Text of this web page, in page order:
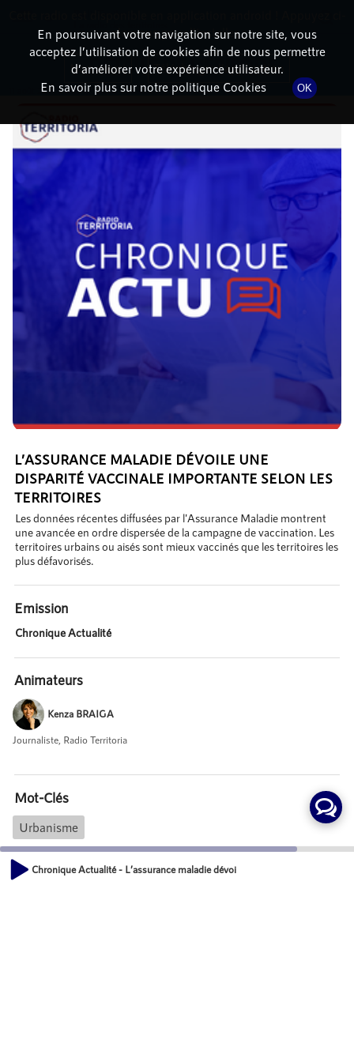
DÉTAILS DE L'ÉPISODE
11 août 2021 à 4h04, durée : 1 minute
L’ASSURANCE MALADIE DÉVOILE UNE
DISPARITÉ VACCINALE IMPORTANTE SELON LES
TERRITOIRES
Les données récentes diffusées par l'Assurance Maladie montrent
une avancée en ordre dispersée de la campagne de vaccination. Les
territoires urbains ou aisés sont mieux vaccinés que les territoires les
plus défavorisés.
Emission
Chronique Actualité
Animateurs
Kenza BRAIGA
Journaliste, Radio Territoria
Mot-Clés
Urbanisme
Actions
Chronique Actualité - L’assurance maladie dévoile une disparité vaccinale
En poursuivant votre navigation sur notre site, vous
acceptez l’utilisation de cookies afin de nous permettre
d’améliorer votre expérience utilisateur.
En savoir plus sur notre politique Cookies
OK
dessous pour l'installer.
Non merci Télécharger l'application